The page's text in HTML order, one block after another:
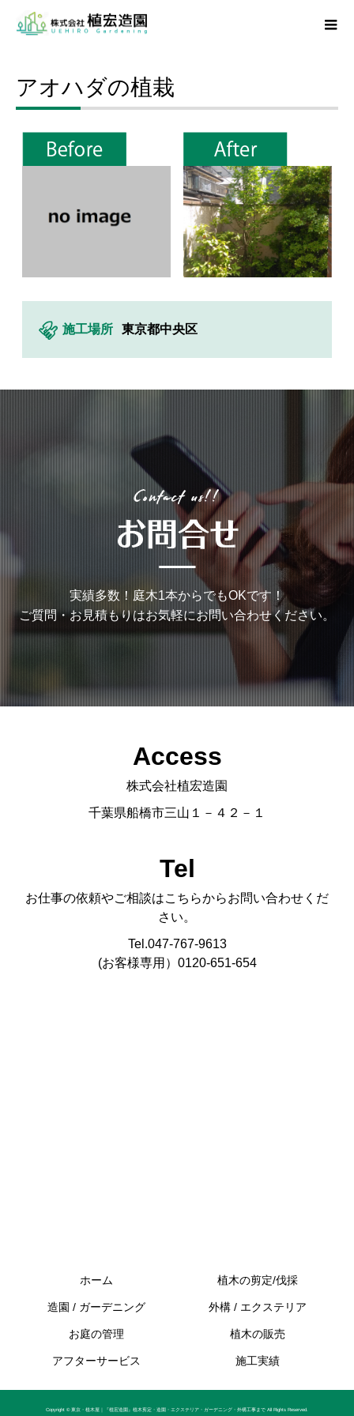
アオハダの植栽
施工場所 東京都中央区
実績多数！庭木1本からでもOKです！
ご質問・お見積もりはお気軽にお問い合わせください。
Access
株式会社植宏造園
千葉県船橋市三山１－４２－１
Tel
お仕事の依頼やご相談はこちらからお問い合わせくだ
さい。
Tel.047-767-9613
(お客様専用）0120-651-654
ホーム 植木の剪定/伐採
造園 / ガーデニング 外構 / エクステリア
お庭の管理 植木の販売
アフターサービス 施工実績
Copyright © 東京・植木屋｜『植宏造園』植木剪定・造園・エクステリア・ガーデニング・外構工事まで All Rights Reserved.